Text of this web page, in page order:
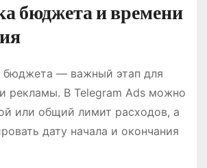
бюджета и времени
бюджета — важный этап для
рекламы. В Telegram Ads можно
или общий лимит расходов, а
дату начала и окончания